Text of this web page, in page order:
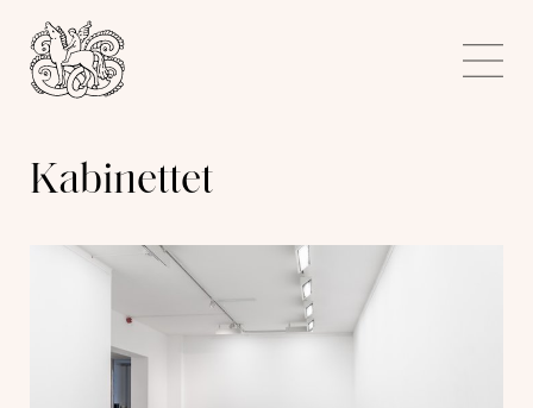
Kunstnerforbundet
Kabinettet